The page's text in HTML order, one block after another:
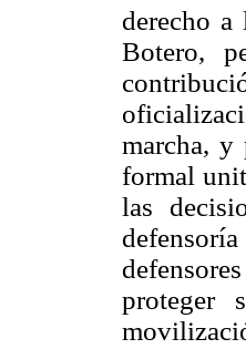
derecho
Botero,
marcha,
formal
las
proteger